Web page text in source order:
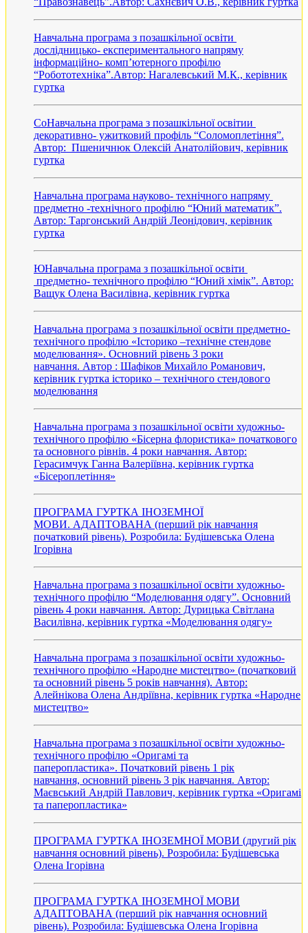
Навчальна програма з позашкільної освіти
дослідницько- експериментального напряму
інформаційно- комп’ютерного профілю
“Робототехніка”.Автор: Нагалевський М.К., керівник
гуртка
СоНавчальна програма з позашкільної освітии
декоративно- ужитковий профіль “Соломоплетіння”.
Автор: Пшеничнюк Олексій Анатолійович, керівник
гуртка
Навчальна програма науково- технічного напряму
предметно -технічного профілю “Юний математик”.
Автор: Таргонський Андрій Леонідович, керівник
гуртка
ЮНавчальна програма з позашкільної освіти
предметно- технічного профілю “Юний хімік”. Автор:
Ващук Олена Василівна, керівник гуртка
Навчальна програма з позашкільної освіти предметно-
технічного профілю «Історико –технічне стендове
моделювання». Основний рівень 3 роки
навчання. Автор : Шафіков Михайло Романович,
керівник гуртка історико – технічного стендового
моделювання
Навчальна програма з позашкільної освіти художньо-
технічного профілю «Бісерна флористика» початкового
та основного рівнів. 4 роки навчання. Автор:
Герасимчук Ганна Валеріївна, керівник гуртка
«Бісероплетіння»
ПРОГРАМА ГУРТКА ІНОЗЕМНОЇ
МОВИ. АДАПТОВАНА (перший рік навчання
початковий рівень). Розробила: Будішевська Олена
Ігорівна
Навчальна програма з позашкільної освіти художньо-
технічного профілю “Моделювання одягу”. Основний
рівень 4 роки навчання. Автор: Дурицька Світлана
Василівна, керівник гуртка «Моделювання одягу»
Навчальна програма з позашкільної освіти художньо-
технічного профілю «Народне мистецтво» (початковий
та основний рівень 5 років навчання). Автор:
Алейнікова Олена Андріївна, керівник гуртка «Народне
мистецтво»
Навчальна програма з позашкільної освіти художньо-
технічного профілю «Оригамі та
паперопластика». Початковий рівень 1 рік
навчання, основний рівень 3 рік навчання. Автор:
Маєвський Андрій Павлович, керівник гуртка «Оригамі
та паперопластика»
ПРОГРАМА ГУРТКА ІНОЗЕМНОЇ МОВИ (другий рік
навчання основний рівень). Розробила: Будішевська
Олена Ігорівна
ПРОГРАМА ГУРТКА ІНОЗЕМНОЇ МОВИ
АДАПТОВАНА (перший рік навчання oсновний
рівень). Розробила: Будішевська Олена Ігорівна